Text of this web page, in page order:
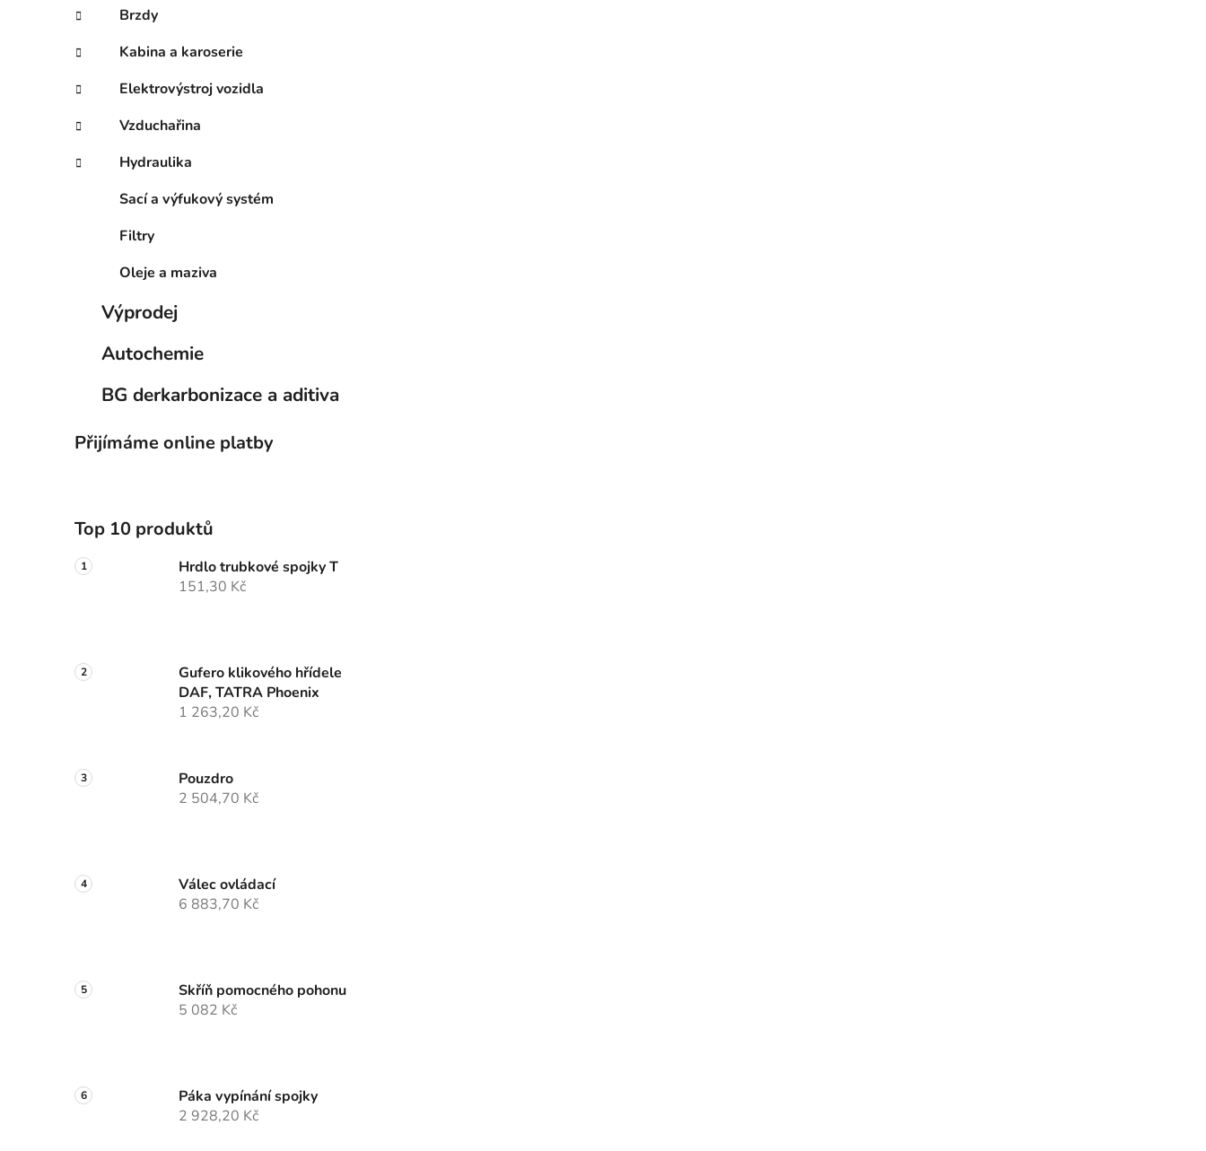
Brzdy
Kabina a karoserie
Elektrovýstroj vozidla
Vzduchařina
Hydraulika
Sací a výfukový systém
Filtry
Oleje a maziva
Výprodej
Autochemie
BG derkarbonizace a aditiva
Přijímáme online platby
Top 10 produktů
Hrdlo trubkové spojky T
151,30 Kč
Gufero klikového hřídele
DAF, TATRA Phoenix
1 263,20 Kč
Pouzdro
2 504,70 Kč
Válec ovládací
6 883,70 Kč
Skříň pomocného pohonu
5 082 Kč
Páka vypínání spojky
2 928,20 Kč